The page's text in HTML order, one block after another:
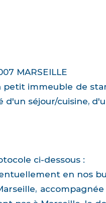
MARSEILLE
petit immeuble de
séjour/cuisine,
ci-dessous :
en nos